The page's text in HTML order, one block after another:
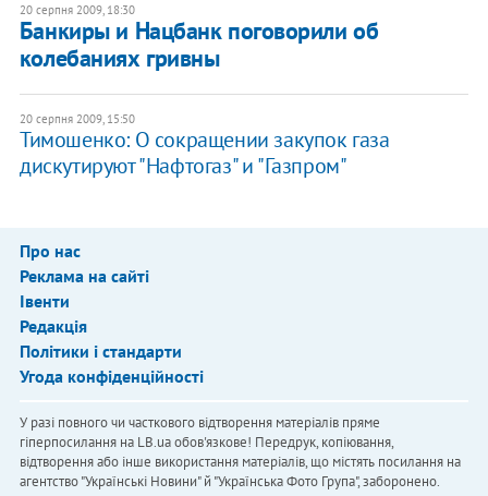
20 серпня 2009, 18:30
Банкиры и Нацбанк поговорили об
колебаниях гривны
20 серпня 2009, 15:50
Тимошенко: О сокращении закупок газа
дискутируют "Нафтогаз" и "Газпром"
Про нас
Реклама на сайті
Івенти
Редакція
Політики і стандарти
Угода конфіденційності
У разі повного чи часткового відтворення матеріалів пряме
гіперпосилання на LB.ua обов'язкове! Передрук, копіювання,
відтворення або інше використання матеріалів, що містять посилання на
агентство "Українськi Новини" й "Українська Фото Група", заборонено.